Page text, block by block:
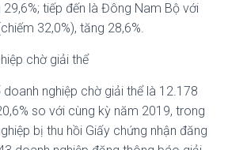
tiếp đến là Đông Nam Bộ với
32,0%), tăng 28,6%.
chờ giải thể
nghiệp chờ giải thể là 12.178
so với cùng kỳ năm 2019, trong
bị thu hồi Giấy chứng nhận đăng